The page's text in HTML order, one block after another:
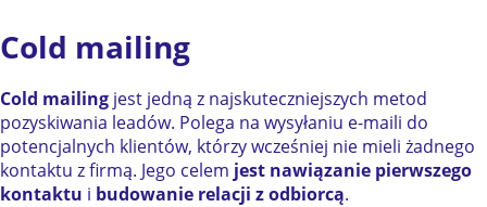
Cold mailing
Cold mailing jest jedną z najskuteczniejszych metod
pozyskiwania leadów. Polega na wysyłaniu e-maili do
potencjalnych klientów, którzy wcześniej nie mieli żadnego
kontaktu z firmą. Jego celem jest nawiązanie pierwszego
kontaktu i budowanie relacji z odbiorcą.